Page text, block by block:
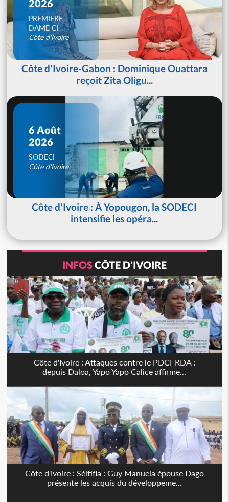
2026
PREMIERE
DAME CI
Côte d'Ivoire
Côte d'Ivoire-Gabon : Dominique Ouattara
reçoit Zita Oligu...
6 Août
2026
SODECI
Côte d'Ivoire
Côte d'Ivoire : À Yopougon, la SODECI
intensifie les opéra...
INFOSCÔTE D'IVOIRE
Côte d'Ivoire : Attaques contre le PDCI-RDA :
depuis Daloa, Yapo Yapo Calice affirme...
Côte d'Ivoire : Séitifla : Guy Manuela épouse Dago
présente les acquis du développeme...